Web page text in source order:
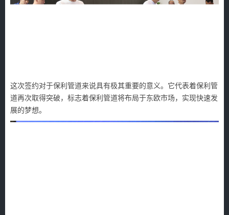
这次签约对于保利管道来说具有极其重要的意义。它代表着保利管
道再次取得突破，标志着保利管道将布局于东欧市场，实现快速发
展的梦想。